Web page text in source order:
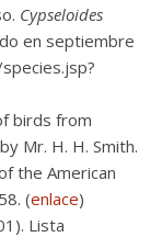
Cypseloides
en septiembre
birds from
Mr. H. H. Smith.
the American
(enlace)
Lista